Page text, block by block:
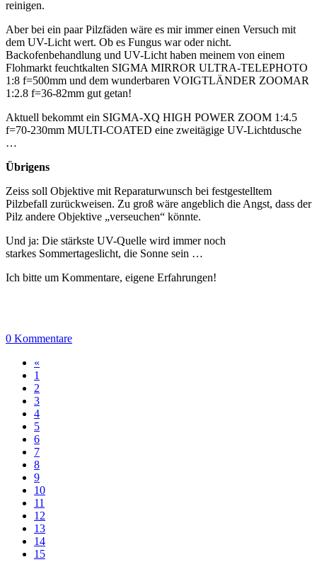
reinigen.
Aber bei ein paar Pilzfäden wäre es mir immer einen Versuch mit
dem UV-Licht wert. Ob es Fungus war oder nicht.
Backofenbehandlung und UV-Licht haben meinem von einem
Flohmarkt feuchtkalten SIGMA MIRROR ULTRA-TELEPHOTO
1:8 f=500mm und dem wunderbaren VOIGTLÄNDER ZOOMAR
1:2.8 f=36-82mm gut getan!
Aktuell bekommt ein SIGMA-XQ HIGH POWER ZOOM 1:4.5
f=70-230mm MULTI-COATED eine zweitägige UV-Lichtdusche
…
Übrigens
Zeiss soll Objektive mit Reparaturwunsch bei festgestelltem
Pilzbefall zurückweisen. Zu groß wäre angeblich die Angst, dass der
Pilz andere Objektive „verseuchen“ könnte.
Und ja: Die stärkste UV-Quelle wird immer noch
starkes Sommertageslicht, die Sonne sein …
Ich bitte um Kommentare, eigene Erfahrungen!
0 Kommentare
«
1
2
3
4
5
6
7
8
9
10
11
12
13
14
15